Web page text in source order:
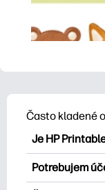
Často kladené
Je HP
HP Printables
bezplatných
Potrebujem